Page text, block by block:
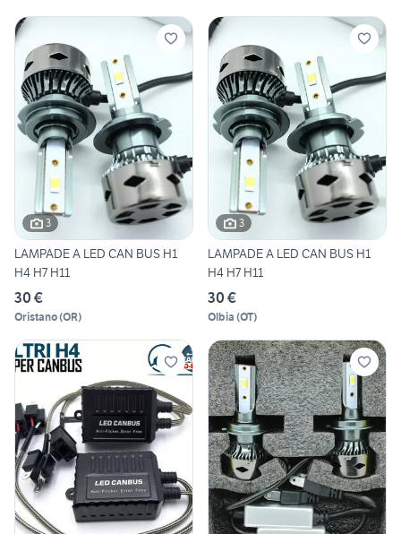
3
LAMPADE A LED CAN BUS H1
H4 H7 H11
30 €
Oristano(OR)
3
LAMPADE A LED CAN BUS H1
H4 H7 H11
30 €
Olbia (OT)